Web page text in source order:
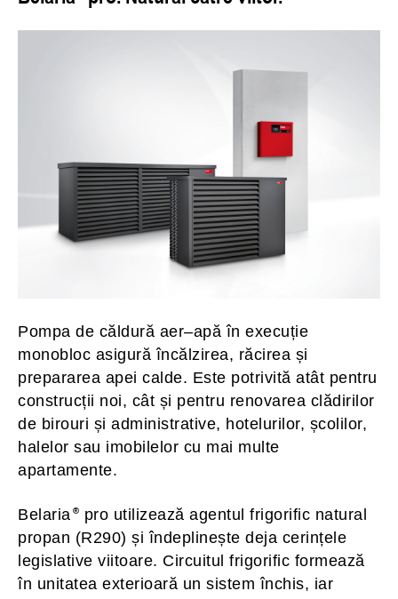
Pompa de căldură aer–apă în execuție
monobloc asigură încălzirea, răcirea și
prepararea apei calde. Este potrivită atât pentru
construcții noi, cât și pentru renovarea clădirilor
de birouri și administrative, hotelurilor, școlilor,
halelor sau imobilelor cu mai multe
apartamente.
Belaria
pro utilizează agentul frigorific natural
propan (R290) și îndeplinește deja cerințele
legislative viitoare. Circuitul frigorific formează
în unitatea exterioară un sistem închis, iar